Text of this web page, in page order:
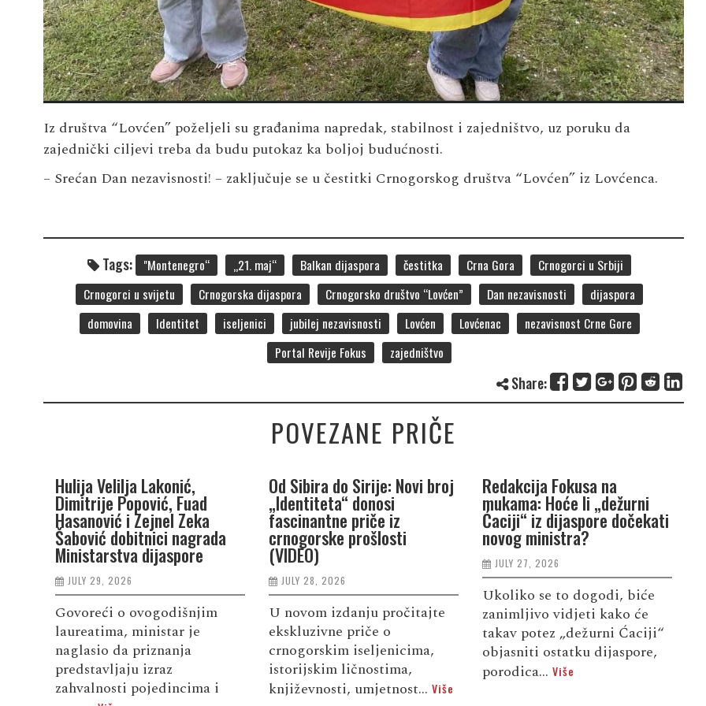
Iz društva “Lovćen” poželjeli su građanima napredak, stabilnost i zajedništvo, uz poruku da
zajednički ciljevi treba da budu putokaz ka boljoj budućnosti.
– Srećan Dan nezavisnosti! – zaključuje se u čestitki Crnogorskog društva “Lovćen” iz Lovćenca.
Tags: "Montenegro“ „21. maj“ Balkan dijaspora čestitka Crna Gora
Crnogorci u Srbiji
Crnogorci u svijetu
Crnogorska dijaspora Crnogorsko društvo “Lovćen” Dan nezavisnosti
dijaspora
domovina
Identitet iseljenici jubilej nezavisnosti Lovćen Lovćenac
nezavisnost Crne Gore
Portal Revije Fokus
zajedništvo
Share:
POVEZANE PRIČE
Hulija Velilja Lakonić,
Dimitrije Popović, Fuad
Hasanović i Zejnel Zeka
Šabović dobitnici nagrada
Ministarstva dijaspore
JULY 29, 2026
Govoreći o ovogodišnjim
laureatima, ministar je
naglasio da priznanja
predstavljaju izraz
zahvalnosti pojedincima i
Od Sibira do Sirije: Novi broj
„Identiteta“ donosi
fascinantne priče iz
crnogorske prošlosti
(VIDEO)
JULY 28, 2026
U novom izdanju pročitajte
ekskluzivne priče o
crnogorskim iseljenicima,
istorijskim ličnostima,
književnosti, umjetnost... Više
Redakcija Fokusa na
mukama: Hoće li „dežurni
Ćaciji“ iz dijaspore dočekati
novog ministra?
JULY 27, 2026
Ukoliko se to dogodi, biće
zanimljivo vidjeti kako će
takav potez „dežurni Ćaciji“
objasniti ostatku dijaspore,
porodica... Više